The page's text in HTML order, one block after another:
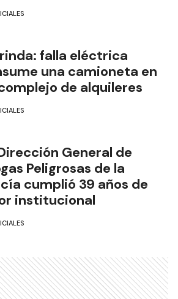
falla eléctrica
una camioneta en
de alquileres
General de
Peligrosas de la
cumplió 39 años de
institucional